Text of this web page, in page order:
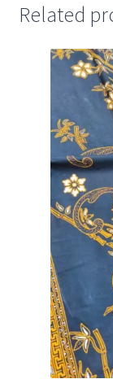
Related